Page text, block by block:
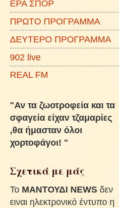
ΕΡΑ ΣΠΟΡ
ΠΡΩΤΟ ΠΡΟΓΡΑΜΜΑ
ΔΕΥΤΕΡΟ ΠΡΟΓΡΑΜΜΑ
902 live
REAL FM
"Αν τα ζωοτροφεία και τα
σφαγεία είχαν τζαμαρίες
,θα ήμασταν όλοι
χορτοφάγοι! "
Σχετικά με μάς
To ΜΑΝΤΟΥΔΙ NEWS δεν
ειναι ηλεκτρονικό έντυπο η